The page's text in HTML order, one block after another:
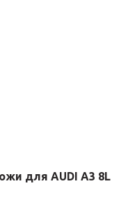
для AUDI А3 8L